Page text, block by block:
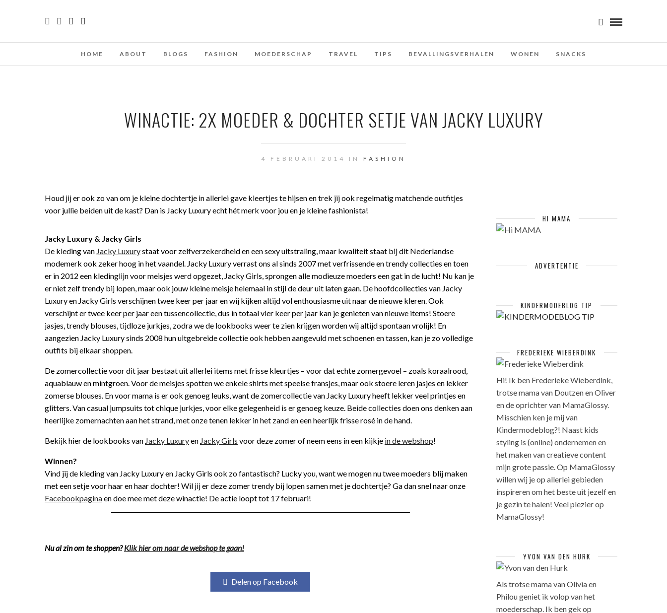
HOME ABOUT BLOGS FASHION MOEDERSCHAP TRAVEL TIPS BEVALLINGSVERHALEN WONEN SNACKS
WINACTIE: 2X MOEDER & DOCHTER SETJE VAN JACKY LUXURY
4 FEBRUARI 2014 IN FASHION
Houd jij er ook zo van om je kleine dochtertje in allerlei gave kleertjes te hijsen en trek jij ook regelmatig matchende outfitjes
voor jullie beiden uit de kast? Dan is Jacky Luxury echt hét merk voor jou en je kleine fashionista!
Jacky Luxury & Jacky Girls
De kleding van Jacky Luxurystaat voor zelfverzekerdheid en een sexy uitstraling, maar kwaliteit staat bij dit Nederlandse
modemerk ook zeker hoog in het vaandel. Jacky Luxury verrast ons al sinds 2007 met verfrissende en trendy collecties en toen
er in 2012 een kledinglijn voor meisjes werd opgezet, Jacky Girls, sprongen alle modieuze moeders een gat in de lucht! Nu kan je
er niet zelf trendy bij lopen, maar ook jouw kleine meisje helemaal in stijl de deur uit laten gaan. De hoofdcollecties van Jacky
Luxury en Jacky Girls verschijnen twee keer per jaar en wij kijken altijd vol enthousiasme uit naar de nieuwe kleren. Ook
verschijnt er twee keer per jaar een tussencollectie, dus in totaal vier keer per jaar kan je genieten van nieuwe items! Stoere
jasjes, trendy blouses, tijdloze jurkjes, zodra we de lookbooks weer te zien krijgen worden wij altijd spontaan vrolijk! En
aangezien Jacky Luxury sinds 2008 hun uitgebreide collectie ook hebben aangevuld met schoenen en tassen, kan je zo volledige
outfits bij elkaar shoppen.
De zomercollectie voor dit jaar bestaat uit allerlei items met frisse kleurtjes – voor dat echte zomergevoel – zoals koraalrood,
aquablauw en mintgroen. Voor de meisjes spotten we enkele shirts met speelse fransjes, maar ook stoere leren jasjes en lekker
zomerse blouses. En voor mama is er ook genoeg leuks, want de zomercollectie van Jacky Luxury heeft lekker veel printjes en
glitters. Van casual jumpsuits tot chique jurkjes, voor elke gelegenheid is er genoeg keuze. Beide collecties doen ons denken aan
heerlijke zomernachten aan het strand, met onze tenen lekker in het zand en een heerlijk frisse rosé in de hand.
Bekijk hier de lookbooks van Jacky Luxuryen Jacky Girls voor deze zomer of neem eens in een kijkje in de webshop!
Winnen?
Vind jij de kleding van Jacky Luxury en Jacky Girls ook zo fantastisch? Lucky you, want we mogen nu twee moeders blij maken
met een setje voor haar en haar dochter! Wil jij er deze zomer trendy bij lopen samen met je dochtertje? Ga dan snel naar onze
Facebookpaginaen doe mee met deze winactie! De actie loopt tot 17 februari!
Nu al zin om te shoppen?Klik hier om naar de webshop te gaan!
Delen op Facebook
HI MAMA
ADVERTENTIE
KINDERMODEBLOG TIP
FREDERIEKE WIEBERDINK
Hi! Ik ben Frederieke Wieberdink,
trotse mama van Doutzen en Oliver
en de oprichter van MamaGlossy.
Misschien ken je mij van
Kindermodeblog?! Naast kids
styling is (online) ondernemen en
het maken van creatieve content
mijn grote passie. Op MamaGlossy
willen wij je op allerlei gebieden
inspireren om het beste uit jezelf en
je gezin te halen! Veel plezier op
MamaGlossy!
YVON VAN DEN HURK
Als trotse mama van Olivia en
Philou geniet ik volop van het
moederschap. Ik ben gek op